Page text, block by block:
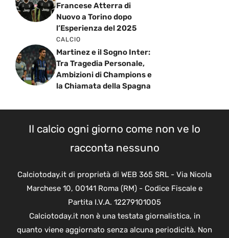
Francese Atterra di
Nuovo a Torino dopo
l’Esperienza del 2025
CALCIO
Martinez e il Sogno Inter:
Tra Tragedia Personale,
Ambizioni di Champions e
la Chiamata della Spagna
Il calcio ogni giorno come non ve lo
racconta nessuno
Calciotoday.it di proprietà di WEB 365 SRL - Via Nicola
Marchese 10, 00141 Roma (RM) - Codice Fiscale e
Partita I.V.A. 12279101005
Calciotoday.it non è una testata giornalistica, in
quanto viene aggiornato senza alcuna periodicità. Non